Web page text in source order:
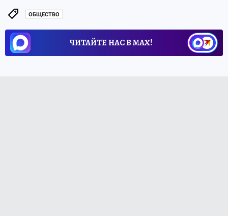
ОБЩЕСТВО
ЧИТАЙТЕ НАС В МАХ!